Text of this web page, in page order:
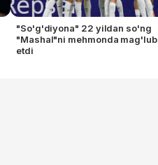
"So'g'diyona" 22 yildan so'ng
"Mashal"ni mehmonda mag'lub
etdi